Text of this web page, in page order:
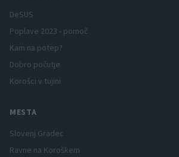
DeSUS
Poplave 2023 - pomoč
Kam na potep?
Dobro počutje
Korošci v tujini
MESTA
Slovenj Gradec
Ravne na Koroškem